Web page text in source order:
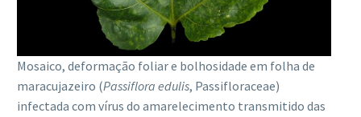
Mosaico, deformação foliar e bolhosidade em folha de
maracujazeiro (Passiflora edulis, Passifloraceae)
infectada com vírus do amarelecimento transmitido das